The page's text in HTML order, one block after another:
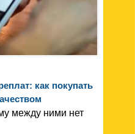
как покупать
между ними нет